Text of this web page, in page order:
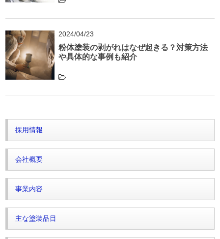
2024/04/23
粉体塗装の剥がれはなぜ起きる？対策方法
や具体的な事例も紹介
採用情報
会社概要
事業内容
主な塗装品目